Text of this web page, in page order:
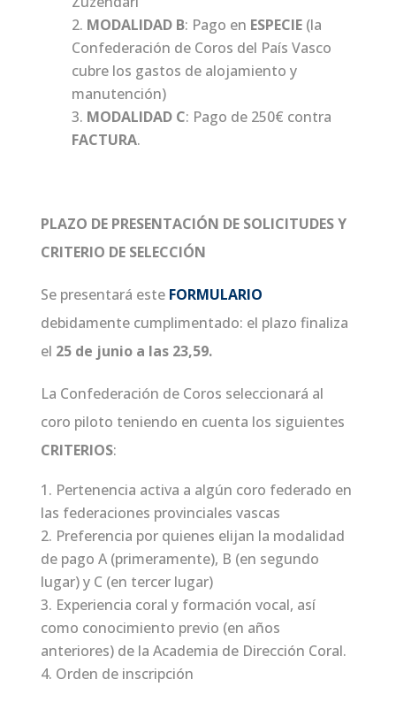
MODALIDAD B: Pago en ESPECIE (la
Confederación de Coros del País Vasco
cubre los gastos de alojamiento y
manutención)
MODALIDAD C: Pago de 250€ contra
FACTURA.
PLAZO DE PRESENTACIÓN DE SOLICITUDES Y
CRITERIO DE SELECCIÓN
Se presentará este FORMULARIO
debidamente cumplimentado: el plazo finaliza
el 25 de junio a las 23,59.
La Confederación de Coros seleccionará al
coro piloto teniendo en cuenta los siguientes
CRITERIOS:
Pertenencia activa a algún coro federado en
las federaciones provinciales vascas
Preferencia por quienes elijan la modalidad
de pago A (primeramente), B (en segundo
lugar) y C (en tercer lugar)
Experiencia coral y formación vocal, así
como conocimiento previo (en años
anteriores) de la Academia de Dirección Coral.
Orden de inscripción